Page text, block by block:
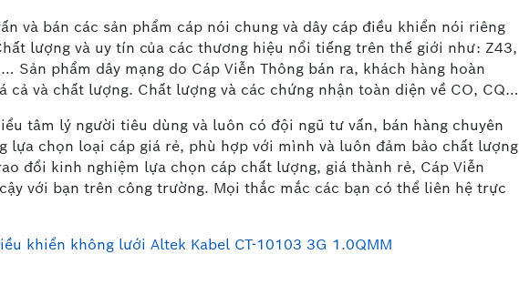
và bán các sản phẩm cáp nói chung và dây cáp điều khiển nói riêng
lượng và uy tín của các thương hiệu nổi tiếng trên thế giới như: Z43,
Sản phẩm dây mạng do Cáp Viễn Thông bán ra, khách hàng hoàn
cả và chất lượng. Chất lượng và các chứng nhận toàn diện về CO, CQ…
tâm lý người tiêu dùng và luôn có đội ngũ tư vấn, bán hàng chuyên
lựa chọn loại cáp giá rẻ, phù hợp với mình và luôn đảm bảo chất lượng
đổi kinh nghiệm lựa chọn cáp chất lượng, giá thành rẻ, Cáp Viễn
với bạn trên công trường. Mọi thắc mắc các bạn có thể liên hệ trực
khiển không lưới Altek Kabel CT-10103 3G 1.0QMM